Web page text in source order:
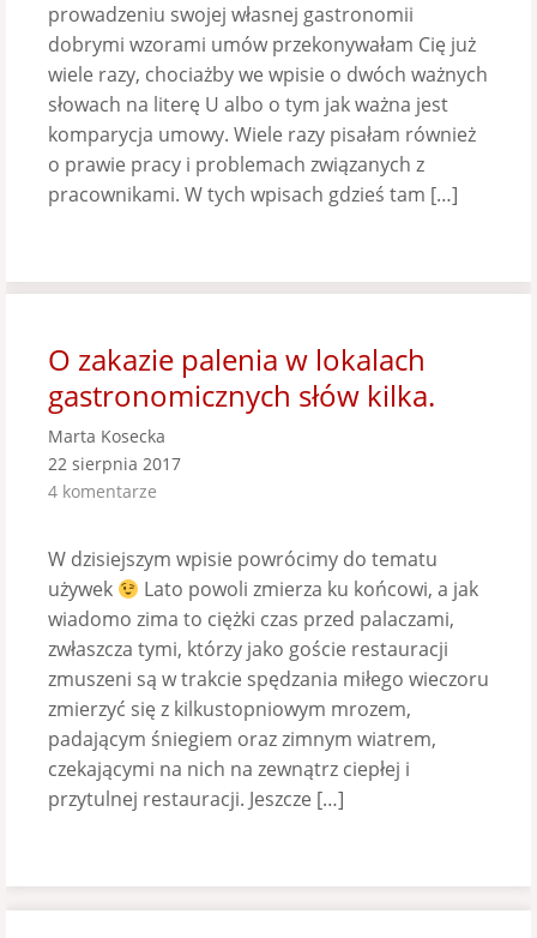
prowadzeniu swojej własnej gastronomii
dobrymi wzorami umów przekonywałam Cię już
wiele razy, chociażby we wpisie o dwóch ważnych
słowach na literę U albo o tym jak ważna jest
komparycja umowy. Wiele razy pisałam również
o prawie pracy i problemach związanych z
pracownikami. W tych wpisach gdzieś tam […]
O zakazie palenia w lokalach
gastronomicznych słów kilka.
Marta Kosecka
22 sierpnia 2017
4 komentarze
W dzisiejszym wpisie powrócimy do tematu
używek
Lato powoli zmierza ku końcowi, a jak
wiadomo zima to ciężki czas przed palaczami,
zwłaszcza tymi, którzy jako goście restauracji
zmuszeni są w trakcie spędzania miłego wieczoru
zmierzyć się z kilkustopniowym mrozem,
padającym śniegiem oraz zimnym wiatrem,
czekającymi na nich na zewnątrz ciepłej i
przytulnej restauracji. Jeszcze […]